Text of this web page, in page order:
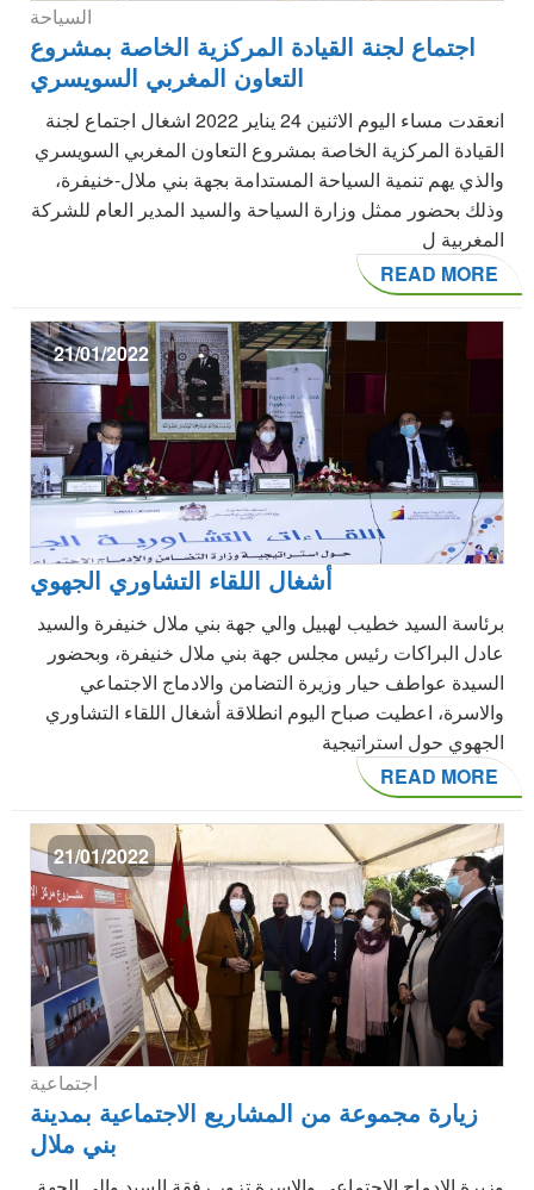
السياحة
اجتماع لجنة القيادة المركزية الخاصة بمشروع
التعاون المغربي السويسري
انعقدت مساء اليوم الاثنين 24 يناير 2022 اشغال اجتماع لجنة
القيادة المركزية الخاصة بمشروع التعاون المغربي السويسري
والذي يهم تنمية السياحة المستدامة بجهة بني ملال-خنيفرة،
وذلك بحضور ممثل وزارة السياحة والسيد المدير العام للشركة
المغربية ل
READ MORE
21/01/2022
أشغال اللقاء التشاوري الجهوي
برئاسة السيد خطيب لهبيل والي جهة بني ملال خنيفرة والسيد
عادل البراكات رئيس مجلس جهة بني ملال خنيفرة، وبحضور
السيدة عواطف حيار وزيرة التضامن والادماج الاجتماعي
والاسرة، اعطيت صباح اليوم انطلاقة أشغال اللقاء التشاوري
الجهوي حول استراتيجية
READ MORE
21/01/2022
اجتماعية
زيارة مجموعة من المشاريع الاجتماعية بمدينة
بني ملال